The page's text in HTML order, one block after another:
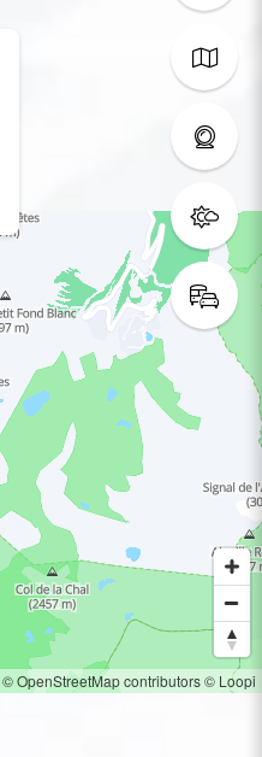
© OpenStreetMap contributors© Loopi